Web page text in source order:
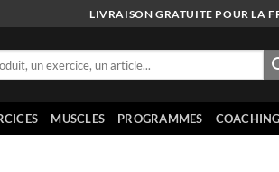
LIVRAISON GRATUITE POUR LA
MUSCLES PROGRAMMES COACHING